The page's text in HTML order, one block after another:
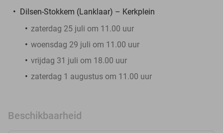
Dilsen-Stokkem (Lanklaar) – Kerkplein
zaterdag 25 juli om 11.00 uur
woensdag 29 juli om 11.00 uur
vrijdag 31 juli om 18.00 uur
zaterdag 1 augustus om 11.00 uur
Beschikbaarheid